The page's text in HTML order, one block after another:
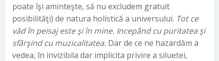
poate îşi aminteşte, să nu excludem gratuit
posibilităţi) de natura holistică a universului. Tot ce
văd în peisaj este şi în mine. Incepând cu puritatea şi
sfârşind cu muzicalitatea. Dar de ce ne hazardăm a
vedea, în invizibila dar implicita privire a siluetei,